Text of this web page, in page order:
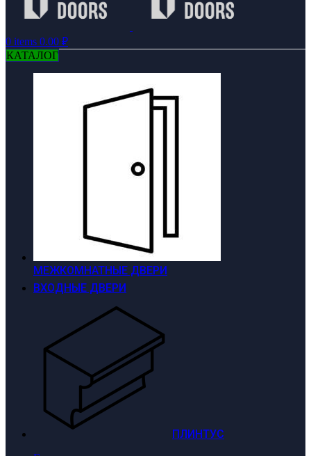
0 items 0.00 ₽
КАТАЛОГ
МЕЖКОМНАТНЫЕ ДВЕРИ
ВХОДНЫЕ ДВЕРИ
ПЛИНТУС